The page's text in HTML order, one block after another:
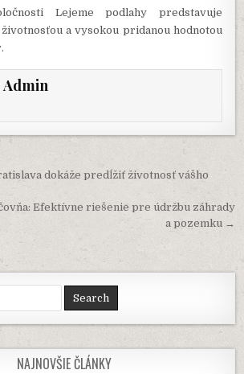
Lejeme podlahy predstavuje
a vysokou pridanou hodnotou
Admin
dokáže predĺžiť životnosť vášho
Efektívne riešenie pre údržbu záhrady
a pozemku →
NAJNOVŠIE ČLÁNKY